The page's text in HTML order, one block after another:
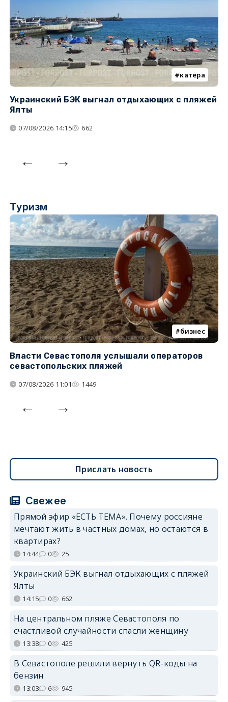
катера
Украинский БЭК выгнал отдыхающих с пляжей
Ялты
07/08/2026 14:15 662
Туризм
бизнес
Власти Севастополя услышали операторов
севастопольских пляжей
07/08/2026 11:01 1449
Прислать новость
Свежее
Прямой эфир «ЕСТЬ ТЕМА». Почему россияне
мечтают жить в частных домах, но остаются в
квартирах?
14:44 0 25
Украинский БЭК выгнал отдыхающих с пляжей
Ялты
14:15 0 662
На центральном пляже Севастополя по
счастливой случайности спасли женщину
13:38 0 425
В Севастополе решили вернуть QR-коды на
бензин
13:03 6 945